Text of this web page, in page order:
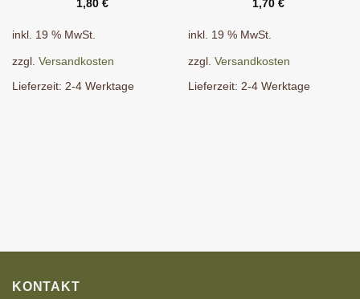
1,80 €
inkl. 19 % MwSt.
zzgl. Versandkosten
Lieferzeit: 2-4 Werktage
1,70 €
inkl. 19 % MwSt.
zzgl. Versandkosten
Lieferzeit: 2-4 Werktage
KONTAKT